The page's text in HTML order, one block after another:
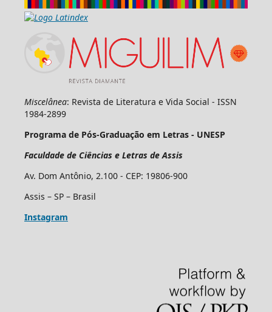
Miscelânea: Revista de Literatura e Vida Social - ISSN
1984-2899
Programa de Pós-Graduação em Letras - UNESP
Faculdade de Ciências e Letras de Assis
Av. Dom Antônio, 2.100 - CEP: 19806-900
Assis – SP – Brasil
Instagram